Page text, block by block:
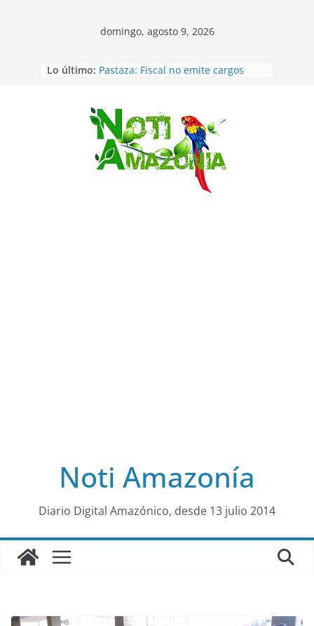
Saltar
al
domingo, agosto 9, 2026
Lo último: Pastaza: Fiscal no emite cargos
con una menor de10 años en
frontera sur
Napo: presunto sicariato en cantón
Archidona
Ecuador: dos jóvenes de 22 años
desaparecidos fueron encontrados
muertos en Puerto lopez
Noti Amazonía
Diario Digital Amazónico, desde 13 julio 2014